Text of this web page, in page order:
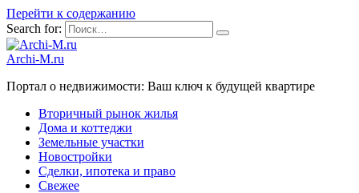
Перейти к содержанию
Search for:
Archi-M.ru
Портал о недвижимости: Ваш ключ к будущей квартире
Вторичный рынок жилья
Дома и коттеджи
Земельные участки
Новостройки
Сделки, ипотека и право
Свежее